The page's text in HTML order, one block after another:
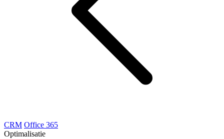
CRM Office 365
Optimalisatie